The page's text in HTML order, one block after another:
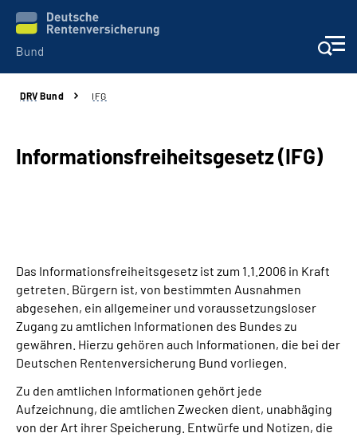
Beratung & Kontakt
Reha-Zentren
Online-Services
Inhalte in Gebärdensprache (DGS)
Leichte Sprache
DRV Bund IFG
Informationsfreiheitsgesetz (IFG)
Das Informationsfreiheitsgesetz ist zum 1.1.2006 in Kraft
getreten. Bürgern ist, von bestimmten Ausnahmen
abgesehen, ein allgemeiner und voraussetzungsloser
Zugang zu amtlichen Informationen des Bundes zu
gewähren. Hierzu gehören auch Informationen, die bei der
Deutschen Rentenversicherung Bund vorliegen.
Zu den amtlichen Informationen gehört jede
Aufzeichnung, die amtlichen Zwecken dient, unabhäging
von der Art ihrer Speicherung. Entwürfe und Notizen, die